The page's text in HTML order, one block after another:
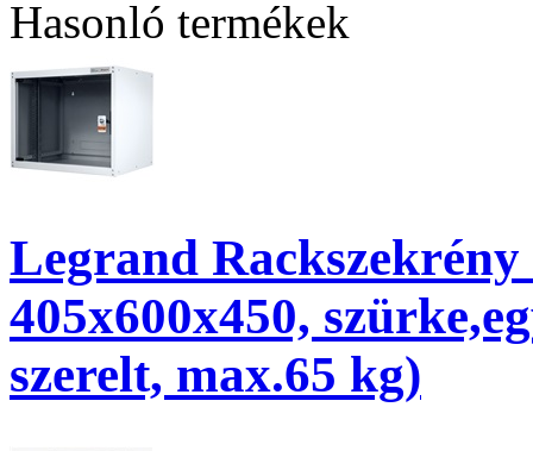
Hasonló termékek
Legrand
405x600x450,
szerelt, max.65 kg)